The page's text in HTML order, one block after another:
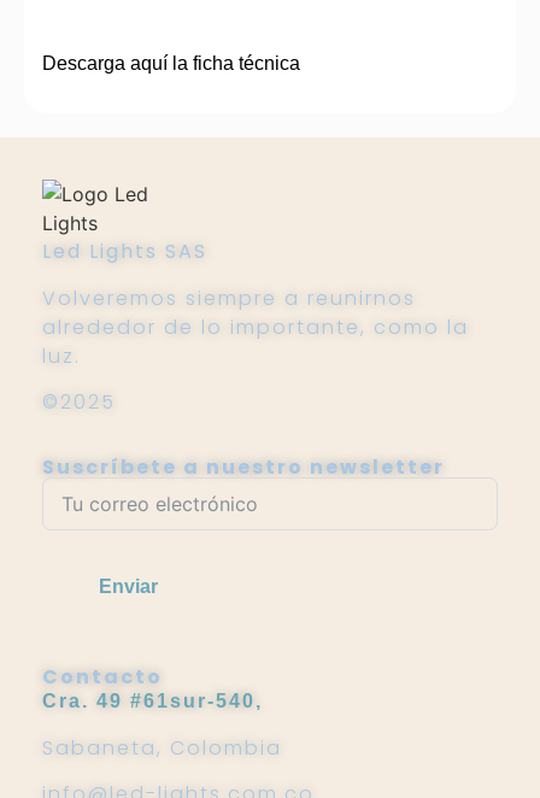
Descarga aquí la ficha técnica
Led Lights SAS
Volveremos siempre a reunirnos
alrededor de lo importante, como la
luz.
©2025
Suscríbete a nuestro newsletter
Enviar
Contacto
Cra. 49 #61sur-540,
Sabaneta, Colombia